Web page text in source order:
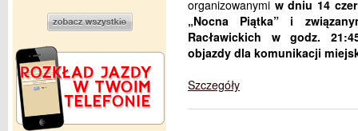
organizowanymi w dniu 14
„Nocna Piątka” i
Racławickich w godz.
objazdy dla komunikacji
Szczegóły